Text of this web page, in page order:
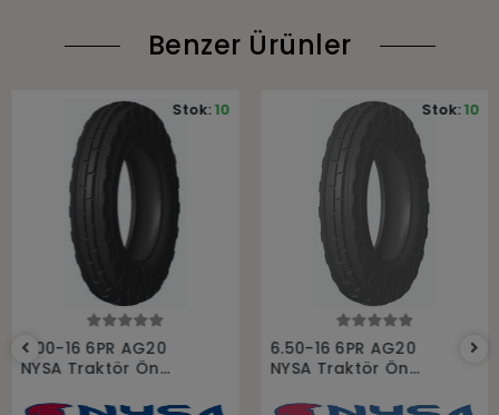
Benzer Ürünler
6.00-16 6PR AG20
NYSA Traktör Ön
Stok:10
6.50-16 6PR AG20
NYSA Traktör Ön
Stok:10